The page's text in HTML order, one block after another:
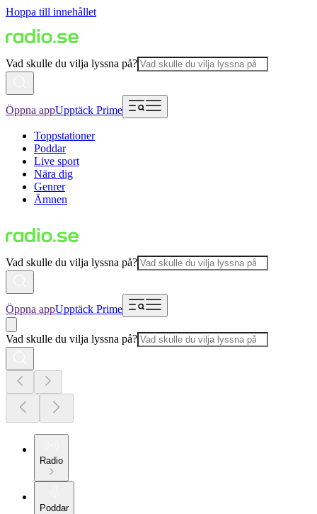
Hoppa till innehållet
Vad skulle du vilja lyssna på?
Öppna appUpptäck Prime
Toppstationer
Poddar
Live sport
Nära dig
Genrer
Ämnen
Vad skulle du vilja lyssna på?
Öppna appUpptäck Prime
Vad skulle du vilja lyssna på?
Radio
Poddar